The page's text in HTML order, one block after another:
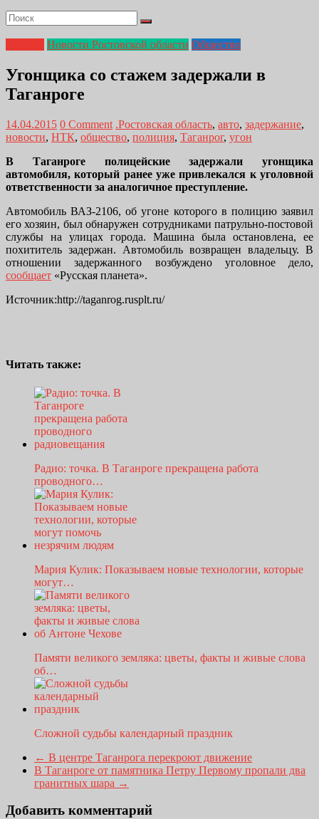
Новости Ростовской области Общество
Угонщика со стажем задержали в
Таганроге
14.04.2015 0 Comment .Ростовская область, авто, задержание,
новости, НТК, общество, полиция, Таганрог, угон
В Таганроге полицейские задержали угонщика
автомобиля, который ранее уже привлекался к уголовной
ответственности за аналогичное преступление.
Автомобиль ВАЗ-2106, об угоне которого в полицию заявил
его хозяин, был обнаружен сотрудниками патрульно-постовой
службы на улицах города. Машина была остановлена, ее
похититель задержан. Автомобиль возвращен владельцу. В
отношении задержанного возбуждено уголовное дело,
сообщает «Русская планета».
Источник:http://taganrog.rusplt.ru/
Читать также:
Радио: точка. В Таганроге прекращена работа
проводного…
Мария Кулик: Показываем новые технологии, которые
могут…
Памяти великого земляка: цветы, факты и живые слова
об…
Сложной судьбы календарный праздник
← В центре Таганрога перекроют движение
В Таганроге от памятника Петру Первому пропали два
гранитных шара →
Добавить комментарий